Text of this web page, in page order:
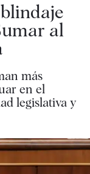
al
más
en el
legislativa y